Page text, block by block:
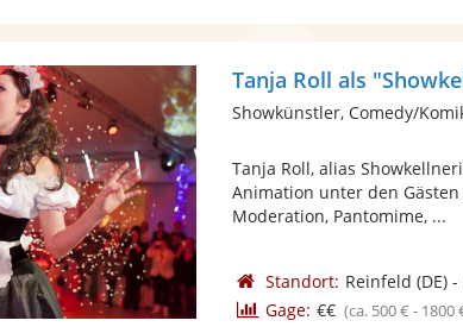
Tanja Roll als
Showkünstler, Comedy/
Tanja Roll, alias
Animation unter den
Moderation, Pantomime, ...
Standort: Reinfeld (DE)-
Gage: €€ (ca. 500 € -